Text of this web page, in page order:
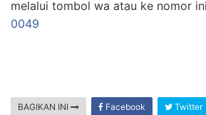
melalui tombol wa atau ke nomor
0049
BAGIKAN INI Facebook Twitter